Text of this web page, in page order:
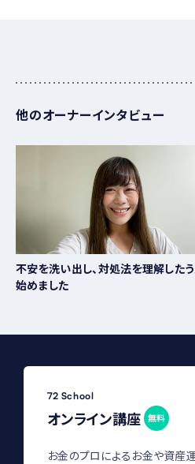
他のオーナーインタビュー
不安を洗い出し、対処法を理解した
始めました
72 School
オンライン講座 無料
お金のプロによるお金や資産